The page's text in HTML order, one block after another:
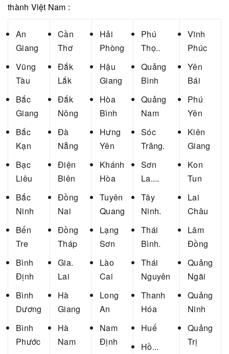
thành Việt Nam :
An
Giang
Vũng
Tàu
Bắc
Giang
Bắc
Kạn
Bạc
Liêu
Bắc
Ninh
Bến
Tre
Bình
Định
Bình
Dương
Bình
Phước
Cần
Thơ
Đắk
Lắk
Đắk
Nông
Đà
Nẵng
Điện
Biên
Đồng
Nai
Đồng
Tháp
Gia.
Lai
Hà
Giang
Hà
Nam
Hải
Phòng
Hậu
Giang
Hòa
Bình
Hưng
Yên
Khánh
Hòa
Tuyên
Quang
Lạng
Sơn
Lào
Cai
Long
An
Nam
Định
Phú
Thọ..
Quảng
Bình
Quảng
Nam
Sóc
Trăng.
Sơn
La....
Tây
Ninh.
Thái
Bình.
Thái
Nguyên
Thanh
Hóa
Huế
Hồ...
Vĩnh
Phúc
Yên
Bái
Phú
Yên
Kiên
Giang
Kon
Tun
Lai
Châu
Lâm
Đồng
Quảng
Ngãi
Quảng
Ninh
Quảng
Trị